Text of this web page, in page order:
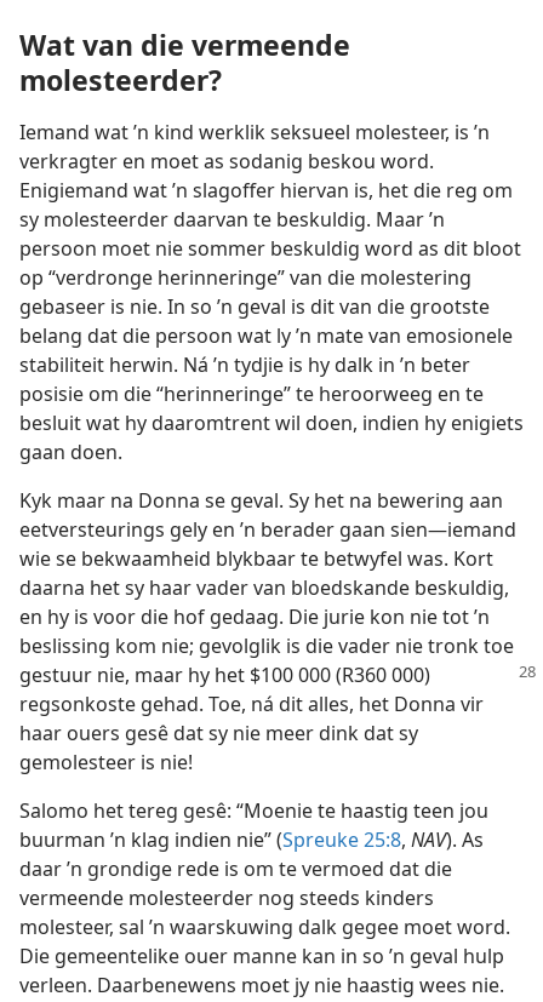
Wat van die vermeende
molesteerder?
Iemand wat ’n kind werklik seksueel molesteer, is ’n
verkragter en moet as sodanig beskou word.
Enigiemand wat ’n slagoffer hiervan is, het die reg om
sy molesteerder daarvan te beskuldig. Maar ’n
persoon moet nie sommer beskuldig word as dit bloot
op “verdronge herinneringe” van die molestering
gebaseer is nie. In so ’n geval is dit van die grootste
belang dat die persoon wat ly ’n mate van emosionele
stabiliteit herwin. Ná ’n tydjie is hy dalk in ’n beter
posisie om die “herinneringe” te heroorweeg en te
besluit wat hy daaromtrent wil doen, indien hy enigiets
gaan doen.
Kyk maar na Donna se geval. Sy het na bewering aan
eetversteurings gely en ’n berader gaan sien—iemand
wie se bekwaamheid blykbaar te betwyfel was. Kort
daarna het sy haar vader van bloedskande beskuldig,
en hy is voor die hof gedaag. Die jurie kon nie tot ’n
beslissing kom nie; gevolglik is die vader nie tronk toe
gestuur nie, maar hy het $100 000 (R360 000)
regsonkoste gehad. Toe, ná dit alles, het Donna vir
haar ouers gesê dat sy nie meer dink dat sy
gemolesteer is nie!
Salomo het tereg gesê: “Moenie te haastig teen jou
buurman ’n klag indien nie” (Spreuke 25:8, NAV). As
daar ’n grondige rede is om te vermoed dat die
vermeende molesteerder nog steeds kinders
molesteer, sal ’n waarskuwing dalk gegee moet word.
Die gemeentelike ouer manne kan in so ’n geval hulp
verleen. Daarbenewens moet jy nie haastig wees nie.